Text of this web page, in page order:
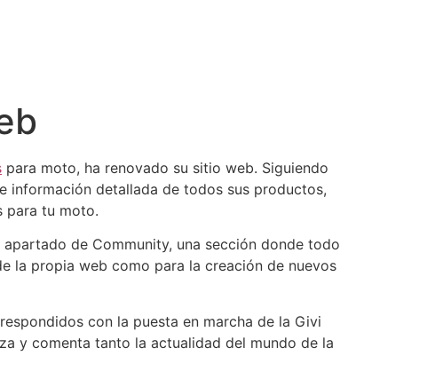
para moto, ha renovado su sitio web. Siguiendo
información detallada de todos sus productos,
para tu moto.
de Community, una sección donde todo
la propia web como para la creación de nuevos
con la puesta en marcha de la Givi
y comenta tanto la actualidad del mundo de la